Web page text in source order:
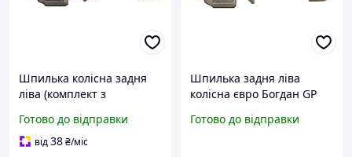
Шпилька колісна задня
ліва (комплект з
Шпилька4
Готово до відправки
від38₴/міс
Шпилька задня ліва
колісна євро Богдан GP
Готово до відправки